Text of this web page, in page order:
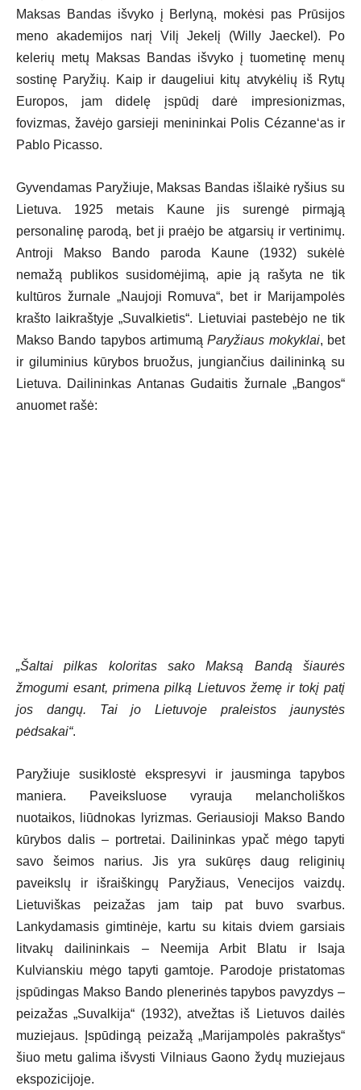
Maksas Bandas išvyko į Berlyną, mokėsi pas Prūsijos
meno akademijos narį Vilį Jekelį (Willy Jaeckel). Po
kelerių metų Maksas Bandas išvyko į tuometinę menų
sostinę Paryžių. Kaip ir daugeliui kitų atvykėlių iš Rytų
Europos, jam didelę įspūdį darė impresionizmas,
fovizmas, žavėjo garsieji menininkai Polis Cézanne‘as ir
Pablo Picasso.
Gyvendamas Paryžiuje, Maksas Bandas išlaikė ryšius su
Lietuva. 1925 metais Kaune jis surengė pirmąją
personalinę parodą, bet ji praėjo be atgarsių ir vertinimų.
Antroji Makso Bando paroda Kaune (1932) sukėlė
nemažą publikos susidomėjimą, apie ją rašyta ne tik
kultūros žurnale „Naujoji Romuva“, bet ir Marijampolės
krašto laikraštyje „Suvalkietis“. Lietuviai pastebėjo ne tik
Makso Bando tapybos artimumąParyžiaus mokyklai, bet
ir giluminius kūrybos bruožus, jungiančius dailininką su
Lietuva. Dailininkas Antanas Gudaitis žurnale „Bangos“
anuomet rašė:
„Šaltai pilkas koloritas sako Maksą Bandą šiaurės
žmogumi esant, primena pilką Lietuvos žemę ir tokį patį
jos dangų. Tai jo Lietuvoje praleistos jaunystės
pėdsakai“.
Paryžiuje susiklostė ekspresyvi ir jausminga tapybos
maniera. Paveiksluose vyrauja melancholiškos
nuotaikos, liūdnokas lyrizmas. Geriausioji Makso Bando
kūrybos dalis – portretai. Dailininkas ypač mėgo tapyti
savo šeimos narius. Jis yra sukūręs daug religinių
paveikslų ir išraiškingų Paryžiaus, Venecijos vaizdų.
Lietuviškas peizažas jam taip pat buvo svarbus.
Lankydamasis gimtinėje, kartu su kitais dviem garsiais
litvakų dailininkais – Neemija Arbit Blatu ir Isaja
Kulvianskiu mėgo tapyti gamtoje. Parodoje pristatomas
įspūdingas Makso Bando plenerinės tapybos pavyzdys –
peizažas „Suvalkija“ (1932), atvežtas iš Lietuvos dailės
muziejaus. Įspūdingą peizažą „Marijampolės pakraštys“
šiuo metu galima išvysti Vilniaus Gaono žydų muziejaus
ekspozicijoje.